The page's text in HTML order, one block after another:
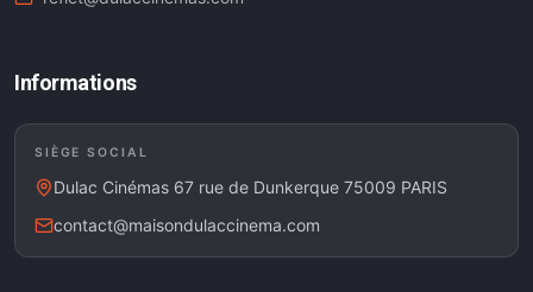
Informations
SIÈGE SOCIAL
Dulac Cinémas 67 rue de Dunkerque 75009 PARIS
contact@maisondulaccinema.com